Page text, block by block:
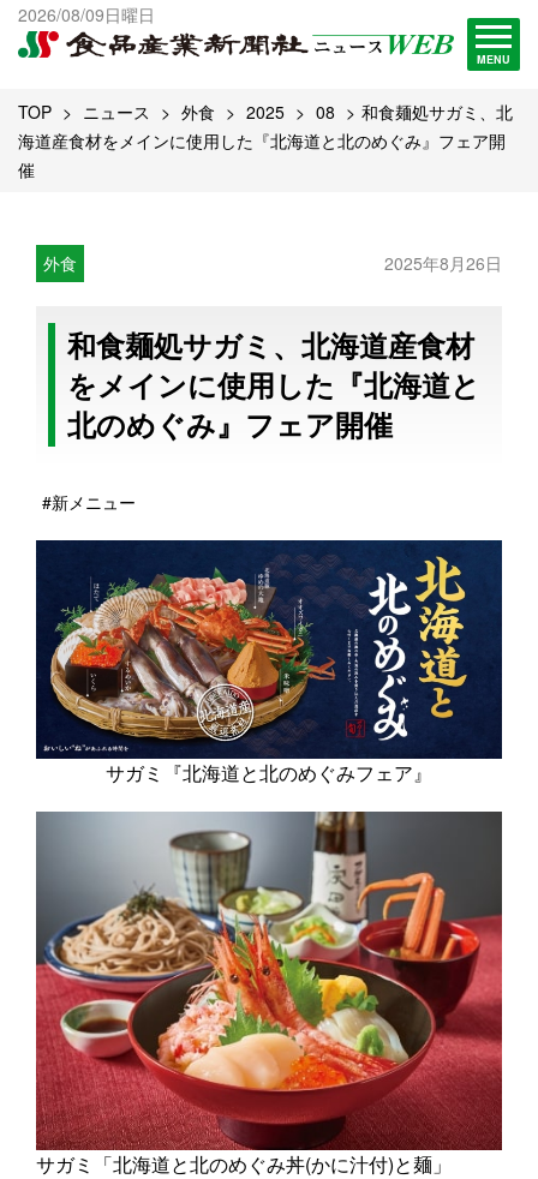
2026/08/09日曜日
MENU
出版物一覧へ
試読・購読申し込み
TOP ニュース 外食 2025 08
和食麺処サガミ、北
海道産食材をメインに使用した『北海道と北のめぐみ』フェア開
催
外食 2025年8月26日
和食麺処サガミ、北海道産食材
をメインに使用した『北海道と
北のめぐみ』フェア開催
#新メニュー
サガミ『北海道と北のめぐみフェア』
サガミ「北海道と北のめぐみ丼(かに汁付)と麺」